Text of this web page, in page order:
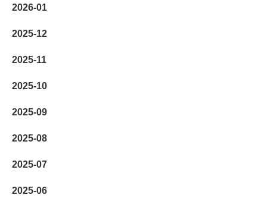
2026-01
2025-12
2025-11
2025-10
2025-09
2025-08
2025-07
2025-06